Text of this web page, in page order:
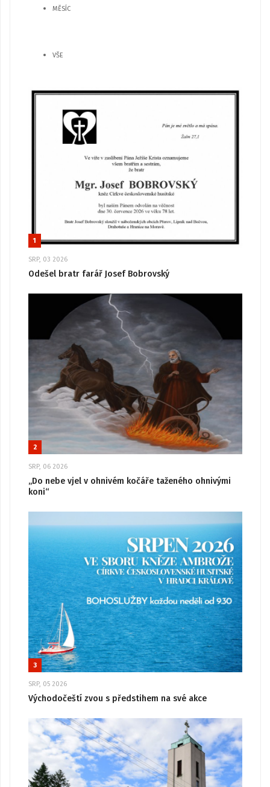
MĚSÍC
VŠE
1
SRP, 03 2026
Odešel bratr farář Josef Bobrovský
2
SRP, 06 2026
„Do nebe vjel v ohnivém kočáře taženého ohnivými
koni“
3
SRP, 05 2026
Východočeští zvou s předstihem na své akce